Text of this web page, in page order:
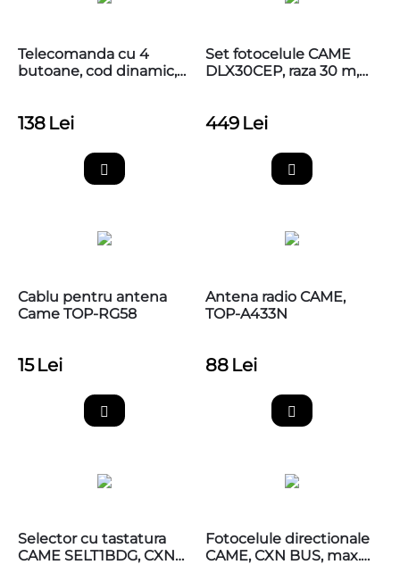
Telecomanda cu 4
butoane, cod dinamic,
138 Lei
Set fotocelule CAME
DLX30CEP, raza 30 m,
449 Lei
Cablu pentru antena
Came TOP-RG58
15 Lei
Antena radio CAME,
TOP-A433N
88 Lei
Selector cu tastatura
CAME SELT1BDG, CXN
Fotocelule directionale
CAME, CXN BUS, max.